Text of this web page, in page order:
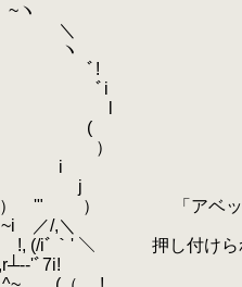
!
i
l
(
i ）
､ i
二ミ j
「アベックスの
/,＼
＼ 押し付けられたク
,r┴‐‐'ﾞ7i!